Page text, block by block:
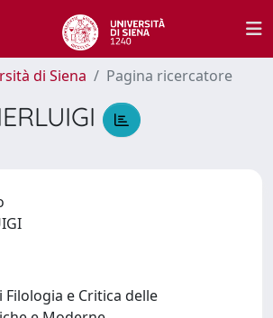
di Siena Pagina ricercatore
e Critica delle